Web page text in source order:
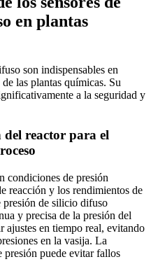
en plantas
son indispensables en
las plantas químicas. Su
a la seguridad y
del reactor para el
condiciones de presión
reacción y los rendimientos de
presión de silicio difuso
y precisa de la presión del
ajustes en tiempo real, evitando
en la vasija. La
presión puede evitar fallos